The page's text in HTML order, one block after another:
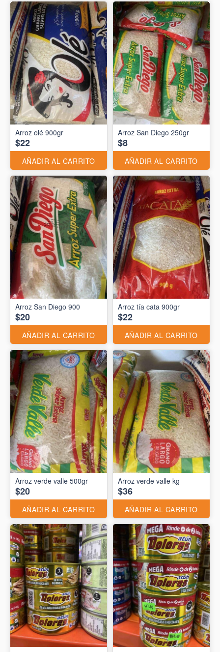
Arroz olé 900gr
$22
AÑADIR AL CARRITO
Arroz San Diego 250gr
$8
AÑADIR AL CARRITO
Arroz San Diego 900
$20
AÑADIR AL CARRITO
Arroz tía cata 900gr
$22
AÑADIR AL CARRITO
Arroz verde valle 500gr
$20
AÑADIR AL CARRITO
Arroz verde valle kg
$36
AÑADIR AL CARRITO